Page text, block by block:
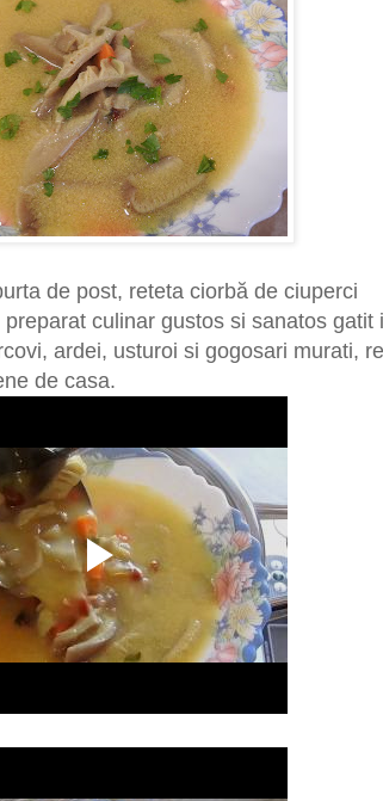
de post, reteta ciorbă de ciuperci
culinar gustos si sanatos gatit
ardei, usturoi si gogosari murati,
de casa.